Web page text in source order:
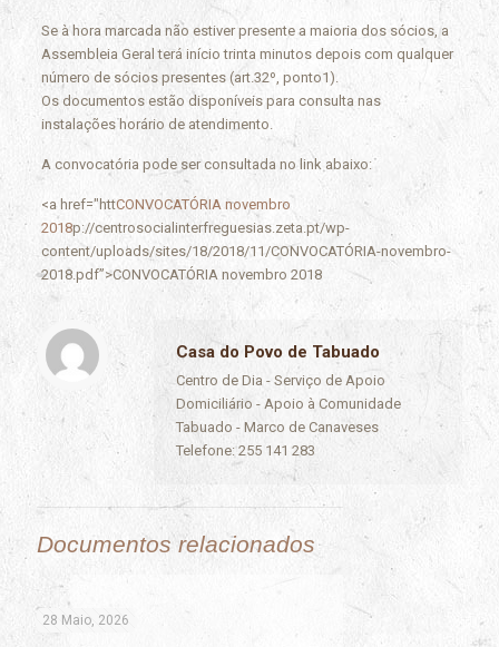
Se à hora marcada não estiver presente a maioria dos sócios, a
Assembleia Geral terá início trinta minutos depois com qualquer
número de sócios presentes (art.32º, ponto1).
Os documentos estão disponíveis para consulta nas
instalações horário de atendimento.
A convocatória pode ser consultada no link abaixo:
<a href="httCONVOCATÓRIA novembro
2018p://centrosocialinterfreguesias.zeta.pt/wp-
content/uploads/sites/18/2018/11/CONVOCATÓRIA-novembro-
2018.pdf”>CONVOCATÓRIA novembro 2018
Casa do Povo de Tabuado
Centro de Dia - Serviço de Apoio
Domiciliário - Apoio à Comunidade
Tabuado - Marco de Canaveses
Telefone: 255 141 283
Documentos relacionados
28 Maio, 2026